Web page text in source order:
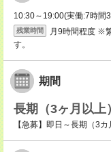
10:30～19:00(実働:7時間
残業時間
月9時間程度 ※
す。
期間
長期（3ヶ月以上）
【急募】即日～長期（3